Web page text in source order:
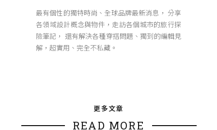
最有個性的獨特時尚、全球品牌最新消息， 分享
各領域設計概念與物件，走訪各個城市的旅行探
險筆記， 還有解決各種穿搭問題、獨到的編輯見
解，超實用、完全不私藏。
更多文章
READ MORE